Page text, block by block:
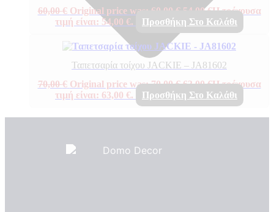
60,00€ Original price was: 60,00 €. 54,00€Η τρέχουσα
τιμή είναι: 54,00 €.
Προσθήκη Στο Καλάθι
Ταπετσαρία τοίχου JACKIE – JA81602
70,00€ Original price was: 70,00 €.63,00€Η τρέχουσα
τιμή είναι: 63,00 €.
Προσθήκη Στο Καλάθι